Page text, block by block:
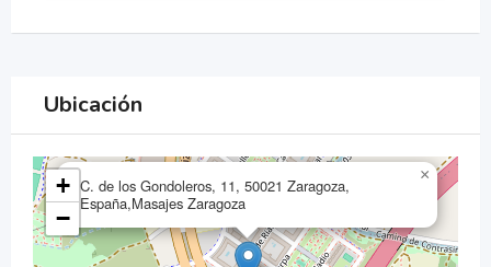
Ubicación
C. de los Gondoleros, 11, 50021 Zaragoza,
España,Masajes Zaragoza
×
+
−